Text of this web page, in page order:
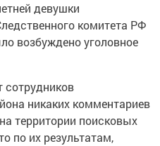
девушки
комитета РФ
возбуждено уголовное
сотрудников
никаких комментариев
территории поисковых
по их результатам,